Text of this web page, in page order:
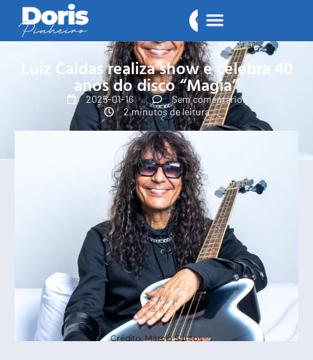
Luiz Caldas realiza show e celebra 40
anos do disco “Magia”
2025-01-16
Sem comentários
2 minutos de leitura
Crédito: Márcio Santos